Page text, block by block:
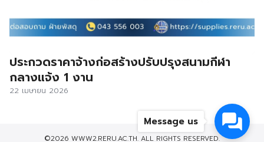
ประกวดราคาจ้างก่อสร้างปรับปรุงสนามกีฬา
กลางแจ้ง 1 งาน
22 เมษายน 2026
©2026 WWW2.RERU.AC.TH. ALL RIGHTS RESERVED.
Message us